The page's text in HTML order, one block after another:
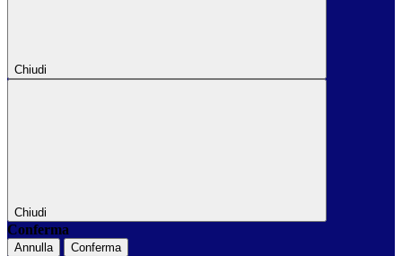
Chiudi
Chiudi
Conferma
Annulla Conferma